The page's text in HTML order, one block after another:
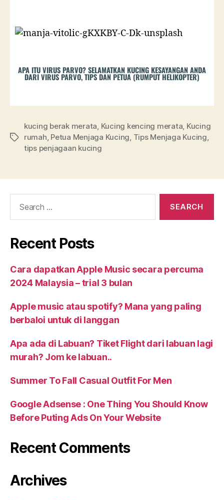
APA ITU VIRUS PARVO? SELAMATKAN KUCING KESAYANGAN ANDA
DARI VIRUS PARVO, TIPS DAN PETUA (RUMPUT HELIKOPTER)
kucing berak merata Kucing kencing merata Kucing
rumah Petua Menjaga Kucing Tips Menjaga Kucing
tips penjagaan kucing
Recent Posts
Cara dapatkan Apple Music secara percuma
2024 Malaysia – trial 3 bulan
Apple music atau spotify? Mana yang paling
berbaloi untuk di langgan
Apa ada di Labuan? Tiket Flight dari labuan lagi
murah? Jom ke labuan..
Summer To Fall Casual Outfit For Men
Google Adsense : One Thing You Should Know
Before Puting Ads On Your Website
Recent Comments
Archives